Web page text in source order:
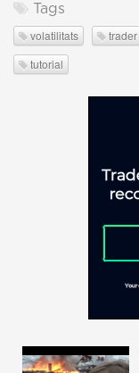
Tags
volatilitats trader
tutorial